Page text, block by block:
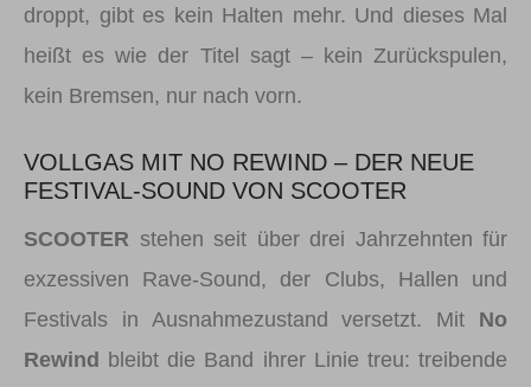
droppt, gibt es kein Halten mehr. Und dieses Mal
heißt es wie der Titel sagt – kein Zurückspulen,
kein Bremsen, nur nach vorn.
VOLLGAS MIT NO REWIND – DER NEUE
FESTIVAL-SOUND VON SCOOTER
SCOOTER stehen seit über drei Jahrzehnten für
exzessiven Rave-Sound, der Clubs, Hallen und
Festivals in Ausnahmezustand versetzt. Mit No
Rewind
bleibt die Band ihrer Linie treu: treibende